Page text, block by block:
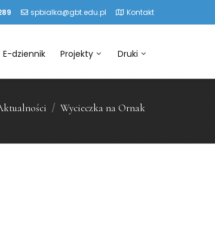
spbialka@gbt.edu.pl Kontakt
E-dziennik Projekty Druki
Wycieczka na Ornak